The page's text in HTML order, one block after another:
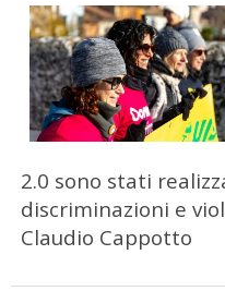
2.0 sono stati
discriminazioni e
Claudio Cappotto